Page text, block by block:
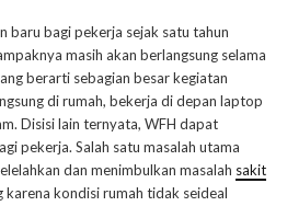
baru bagi pekerja sejak satu tahun
masih akan berlangsung selama
berarti sebagian besar kegiatan
di rumah, bekerja di depan laptop
Disisi lain ternyata, WFH dapat
pekerja. Salah satu masalah utama
dan menimbulkan masalah sakit
karena kondisi rumah tidak seideal